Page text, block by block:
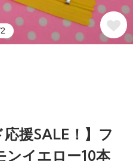
援SALE！】フ
ンイエロー10本